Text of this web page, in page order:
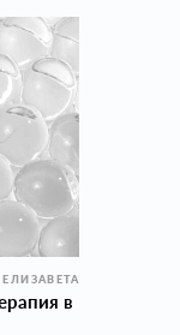
в